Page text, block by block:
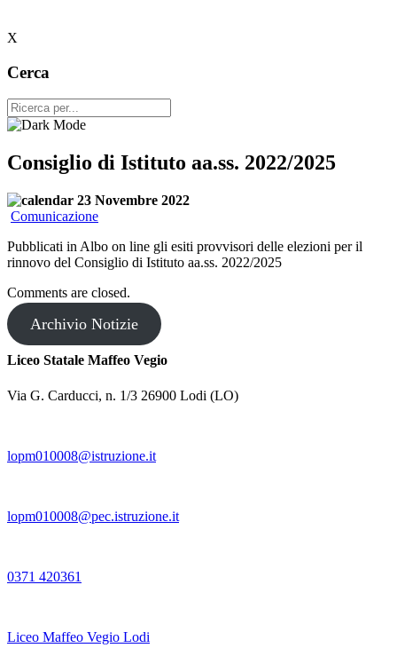
X
Cerca
Consiglio di Istituto aa.ss. 2022/2025
23 Novembre 2022
Comunicazione
Pubblicati in Albo on line gli esiti provvisori delle elezioni per il
rinnovo del Consiglio di Istituto aa.ss. 2022/2025
Comments are closed.
Archivio Notizie
Liceo Statale Maffeo Vegio
Via G. Carducci, n. 1/3 26900 Lodi (LO)
lopm010008@istruzione.it
lopm010008@pec.istruzione.it
0371 420361
Liceo Maffeo Vegio Lodi